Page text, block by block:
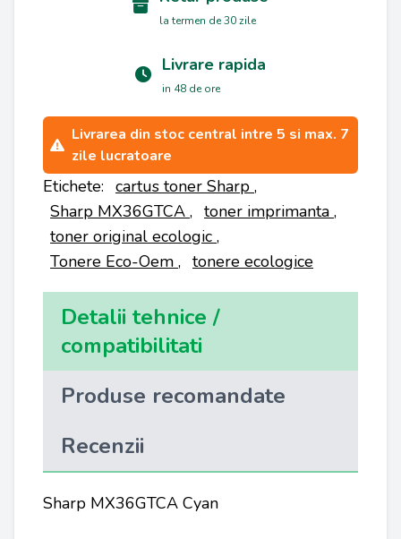
la termen de 30 zile
Livrare rapida
in 48 de ore
Livrarea din stoc central intre 5 si max. 7
zile lucratoare
Etichete: cartus toner Sharp ,
Sharp MX36GTCA , toner imprimanta ,
toner original ecologic ,
Tonere Eco-Oem , tonere ecologice
Detalii tehnice /
compatibilitati
Produse recomandate
Recenzii
Sharp MX36GTCA Cyan